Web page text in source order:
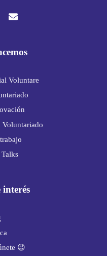
Voluntare
Voluntariado
interés
😉